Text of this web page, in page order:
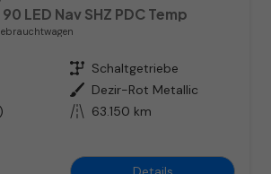
LED Nav SHZ PDC Temp
Getriebe Schaltgetriebe
Außenfarbe Dezir-Rot Metallic
Kilometerstand 63.150 km